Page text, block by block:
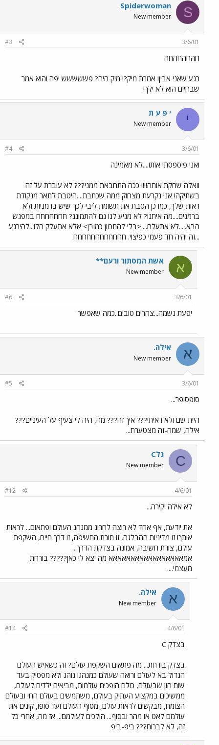
S
Spiderwoman
New member
3/6/01
#3
חהחהחהחה
רגע שאני אבין! אמרת מיק?! מיק היה? פששששש יפה והוא אמר
שבחיים הוא לא ילך!
י י פ ע ת
New member
3/6/01
#4
ואני פיספסתי אותו....לא מאמינה
וואלה שחקת אותה!!!! ככה התחבאת ממני??? לא עוברת על זה
בשתיקה! אני נקרעת מצחוק ממה שכתבת....היטבת לתאר מנקודת
ראות שלך, כמו כן הסבת את תשומת ליבי לכך שיש ברמניות ולא
ברמנים....מה איתנו? לא מגיע לנו גם להתמוגג? חחחחחחח במפגש
הבא.....לא אתעלם....<בלי להתכוון כמובן> אלא אתעלק הלו...להירגע
...זה יהיה חד פעמי כפיצוי. חחחחחחחחחחחח
א אשת המסתור ורעם**
New member
3/6/01
#6
יפעת נשמה...צהרים טובים..כמה שאפשר
א אילה.
New member
3/6/01
#5
סופסופר...
היית שם ולא ראיתי??? איך זה??? מה, היה לי צעיף על העיניים???
אילה, שמה-זה מצטערת...
C Cגל
New member
4/6/01
#12
לא אילה יקירה...
את יודעת, אף אחד לא רוצה לחרוג ממנהג העולם ופתאום... לראות
אותך! זו מדיניות ההבלגה, זו תורת החשיפה, זו דרך חיים, השקפת
עולם, צורת חשיבה, אמונה בצדקת הדרך...
אמאאאאאאאאאאאאאאאאא מה יצא לי כאן????? בורחת
מעצמי....
א אילה.
New member
4/6/01
#14
בצדק C
בצדק בורחת... מה פתאום השקפת עולם? זה כשאיש העולם
הגדול בא לעולם ורואה שעולם כמנהגו נוהג ולא מפסיק בעד
שום הון שבעולם, כולם הופכים עולמות, מביאים ילדים לעולם,
ממשיכים במקצוע העתיק בעולם, משתמשים בעולם החי ובעולם
הצומח, מבקשים לראות עולם, מסוף העולם ועד סופו, קונים את
עולמם לאט או מהר ובסוף... הולכים לעולמם... אז מה, אחרי כל
זה, לא לברוח??? ביפ-ביפ